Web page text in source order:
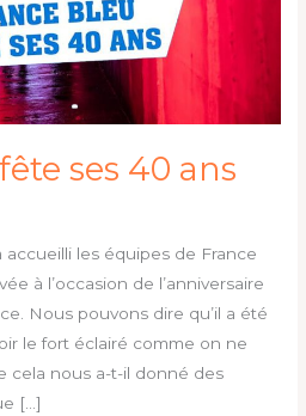
ses 40 ans
les équipes de France
à l’occasion de l’anniversaire
Nous pouvons dire qu’il a été
le fort éclairé comme on ne
cela nous a-t-il donné des
[…]